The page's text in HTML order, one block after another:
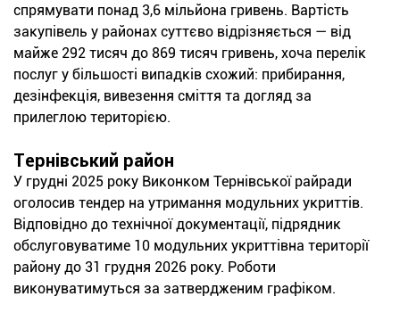
спрямувати понад 3,6 мільйона гривень. Вартість
закупівель у районах суттєво відрізняється — від
майже 292 тисяч до 869 тисяч гривень, хоча перелік
послуг у більшості випадків схожий: прибирання,
дезінфекція, вивезення сміття та догляд за
прилеглою територією.
Тернівський район
У грудні 2025 року Виконком Тернівської райради
оголосив тендер на утримання модульних укриттів.
Відповідно до технічної документації, підрядник
обслуговуватиме 10 модульних укриттівна території
району до 31 грудня 2026 року. Роботи
виконуватимуться за затвердженим графіком.